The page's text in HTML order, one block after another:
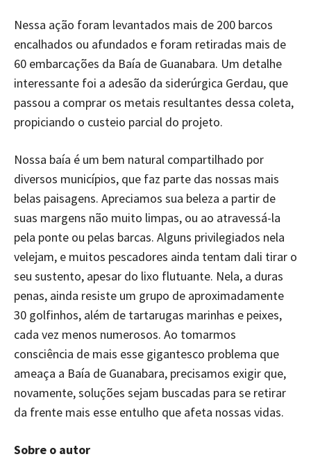
Nessa ação foram levantados mais de 200 barcos
encalhados ou afundados e foram retiradas mais de
60 embarcações da Baía de Guanabara. Um detalhe
interessante foi a adesão da siderúrgica Gerdau, que
passou a comprar os metais resultantes dessa coleta,
propiciando o custeio parcial do projeto.
Nossa baía é um bem natural compartilhado por
diversos municípios, que faz parte das nossas mais
belas paisagens. Apreciamos sua beleza a partir de
suas margens não muito limpas, ou ao atravessá-la
pela ponte ou pelas barcas. Alguns privilegiados nela
velejam, e muitos pescadores ainda tentam dali tirar o
seu sustento, apesar do lixo flutuante. Nela, a duras
penas, ainda resiste um grupo de aproximadamente
30 golfinhos, além de tartarugas marinhas e peixes,
cada vez menos numerosos. Ao tomarmos
consciência de mais esse gigantesco problema que
ameaça a Baía de Guanabara, precisamos exigir que,
novamente, soluções sejam buscadas para se retirar
da frente mais esse entulho que afeta nossas vidas.
Sobre o autor